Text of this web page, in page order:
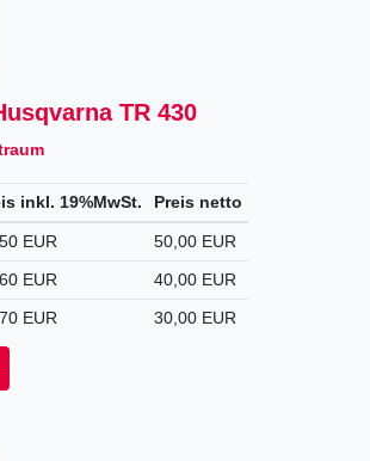
TR 430
inkl. 19%MwSt. Preis netto
EUR
50,00 EUR
EUR
40,00 EUR
EUR 30,00 EUR